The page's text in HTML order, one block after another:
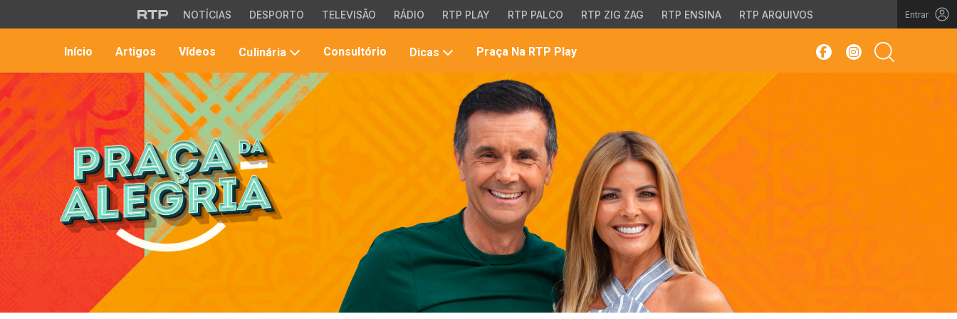
Saltar para o conteúdo principal
NOTÍCIAS DESPORTO TELEVISÃO RÁDIO RTP PLAY RTP PALCO RTP ZIG ZAG RTP ENSINA RTP ARQUIVOS Entrar
Início Artigos Vídeos Culinária Consultório Dicas Praça Na RTP Play
site